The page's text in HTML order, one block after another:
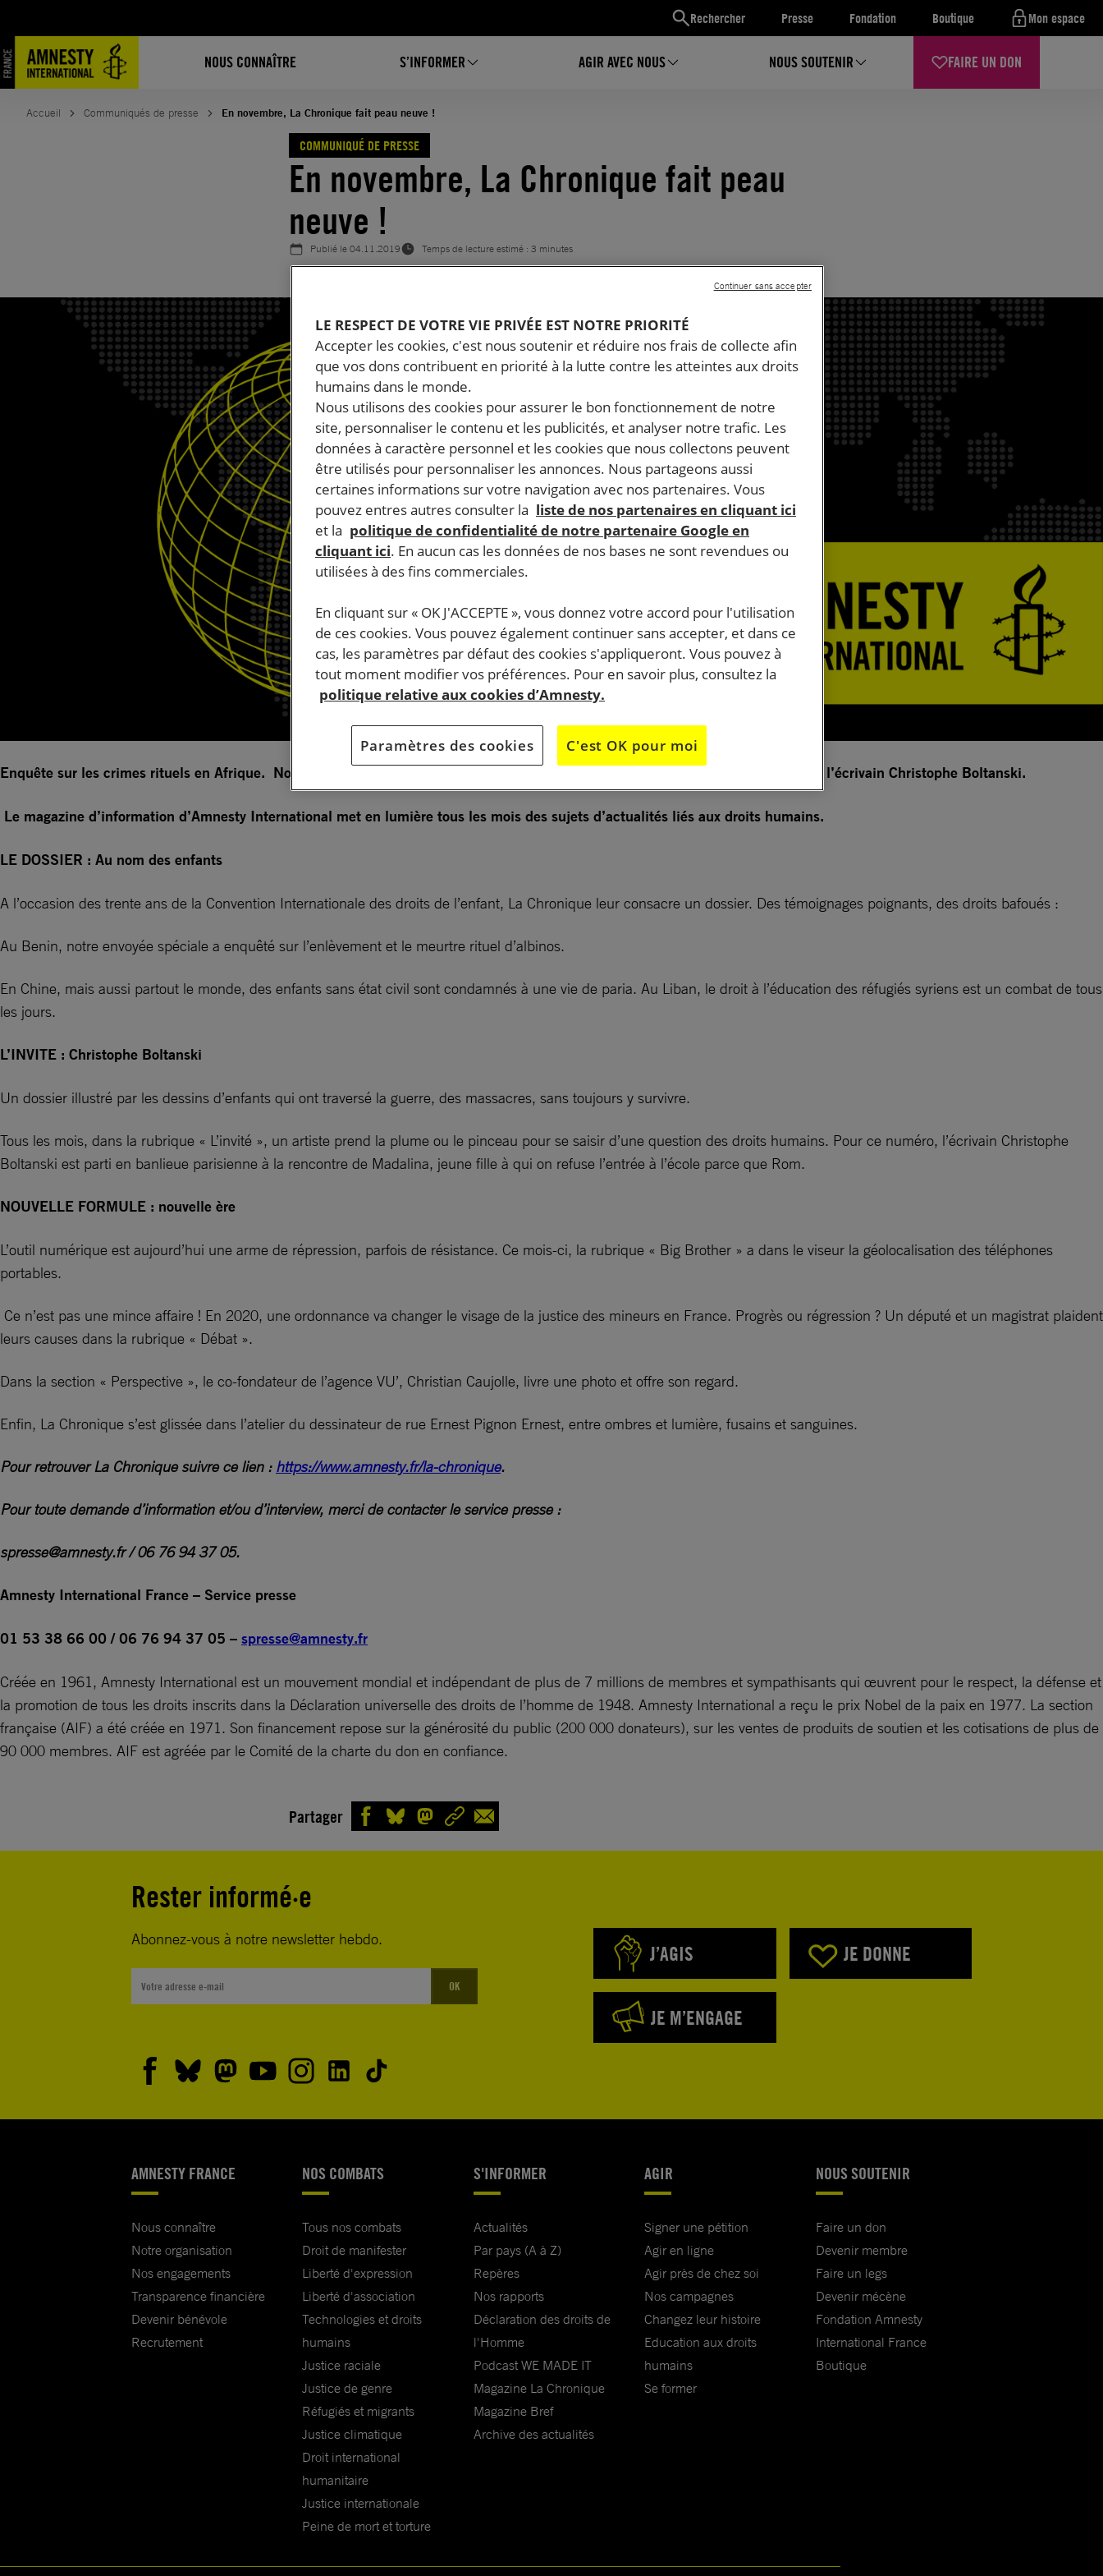
Rechercher Presse Fondation Boutique Mon espace
NOUS CONNAÎTRE S’INFORMER AGIR AVEC NOUS NOUS SOUTENIR FAIRE UN DON
contenu
Accueil Communiqués de presse En novembre, La Chronique fait peau neuve !
COMMUNIQUÉ DE PRESSE
En novembre, La Chronique fait peau
neuve !
Publié le04.11.2019 Temps de lecture estimé : 3 minutes
Enquête sur les crimes rituels en Afrique. Nouvelle rubrique sur la répression et la résistance à l’ère du numérique. La plume de l’écrivain Christophe Boltanski.
Le magazine d’information d’Amnesty International met en lumière tous les mois des sujets d’actualités liés aux droits humains.
LE DOSSIER : Au nom des enfants
A l’occasion des trente ans de la Convention Internationale des droits de l’enfant, La Chronique leur consacre un dossier. Des témoignages poignants, des droits bafoués :
Au Benin, notre envoyée spéciale a enquêté sur l’enlèvement et le meurtre rituel d’albinos.
En Chine, mais aussi partout le monde, des enfants sans état civil sont condamnés à une vie de paria. Au Liban, le droit à l’éducation des réfugiés syriens est un combat de tous
les jours.
L’INVITE : Christophe Boltanski
Un dossier illustré par les dessins d’enfants qui ont traversé la guerre, des massacres, sans toujours y survivre.
Tous les mois, dans la rubrique « L’invité », un artiste prend la plume ou le pinceau pour se saisir d’une question des droits humains. Pour ce numéro, l’écrivain Christophe
Boltanski est parti en banlieue parisienne à la rencontre de Madalina, jeune fille à qui on refuse l’entrée à l’école parce que Rom.
NOUVELLE FORMULE : nouvelle ère
L’outil numérique est aujourd’hui une arme de répression, parfois de résistance. Ce mois-ci, la rubrique « Big Brother » a dans le viseur la géolocalisation des téléphones
portables.
Ce n’est pas une mince affaire ! En 2020, une ordonnance va changer le visage de la justice des mineurs en France. Progrès ou régression ? Un député et un magistrat plaident
leurs causes dans la rubrique « Débat ».
Dans la section « Perspective », le co-fondateur de l’agence VU’, Christian Caujolle, livre une photo et offre son regard.
Enfin, La Chronique s’est glissée dans l’atelier du dessinateur de rue Ernest Pignon Ernest, entre ombres et lumière, fusains et sanguines.
Pour retrouver La Chronique suivre ce lien : https://www.amnesty.fr/la-chronique.
Pour toute demande d’information et/ou d’interview, merci de contacter le service presse :
spresse@amnesty.fr/ 06 76 94 37 05.
Amnesty International France – Service presse
01 53 38 66 00 / 06 76 94 37 05 – spresse@amnesty.fr
Créée en 1961, Amnesty International est un mouvement mondial et indépendant de plus de 7 millions de membres et sympathisants qui œuvrent pour le respect, la défense et
la promotion de tous les droits inscrits dans la Déclaration universelle des droits de l’homme de 1948. Amnesty International a reçu le prix Nobel de la paix en 1977. La section
française (AIF) a été créée en 1971. Son financement repose sur la générosité du public (200 000 donateurs), sur les ventes de produits de soutien et les cotisations de plus de
90 000 membres. AIF est agréée par le Comité de la charte du don en confiance.
Partager
Rester informé·e
Abonnez-vous à notre newsletter hebdo.
OK
J’AGIS JE DONNE
JE M’ENGAGE
AMNESTY FRANCE
Nous connaître
Notre organisation
Nos engagements
Transparence financière
Devenir bénévole
Recrutement
NOS COMBATS
Tous nos combats
Droit de manifester
Liberté d'expression
Liberté d'association
Technologies et droits
humains
Justice raciale
Justice de genre
Réfugiés et migrants
Justice climatique
Droit international
humanitaire
Justice internationale
Peine de mort et torture
S'INFORMER
Actualités
Par pays (A à Z)
Repères
Nos rapports
Déclaration des droits de
l'Homme
Podcast WE MADE IT
Magazine La Chronique
Magazine Bref
Archive des actualités
AGIR
Signer une pétition
Agir en ligne
Agir près de chez soi
Nos campagnes
Changez leur histoire
Education aux droits
humains
Se former
NOUS SOUTENIR
Faire un don
Devenir membre
Faire un legs
Devenir mécène
Fondation Amnesty
International France
Boutique
LE RESPECT DE VOTRE VIE PRIVÉE EST NOTRE PRIORITÉ
Accepter les cookies, c'est nous soutenir et réduire nos frais de collecte afin
que vos dons contribuent en priorité à la lutte contre les atteintes aux droits
humains dans le monde.
Nous utilisons des cookies pour assurer le bon fonctionnement de notre
site, personnaliser le contenu et les publicités, et analyser notre trafic. Les
données à caractère personnel et les cookies que nous collectons peuvent
être utilisés pour personnaliser les annonces. Nous partageons aussi
certaines informations sur votre navigation avec nos partenaires. Vous
pouvez entres autres consulter la liste de nos partenaires en cliquant ici
et la politique de confidentialité de notre partenaire Google en
cliquant ici. En aucun cas les données de nos bases ne sont revendues ou
utilisées à des fins commerciales.
En cliquant sur « OK J'ACCEPTE », vous donnez votre accord pour l'utilisation
de ces cookies. Vous pouvez également continuer sans accepter, et dans ce
cas, les paramètres par défaut des cookies s'appliqueront. Vous pouvez à
tout moment modifier vos préférences. Pour en savoir plus, consultez la
politique relative aux cookies d’Amnesty.
Paramètres des cookies C'est OK pour moi
Continuer sans accepter